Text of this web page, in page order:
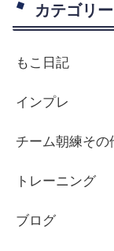
カテゴリー
もこ日記
インプレ
チーム朝練その
トレーニング
ブログ